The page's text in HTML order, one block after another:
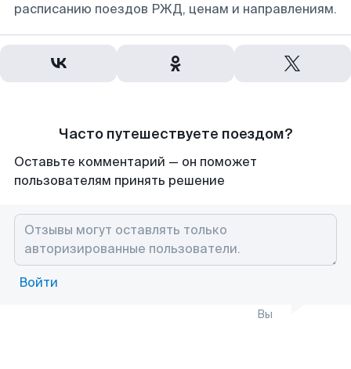
расписанию поездов РЖД, ценам и направлениям.
Часто путешествуете поездом?
Оставьте комментарий — он поможет
пользователям принять решение
Войти
Вы